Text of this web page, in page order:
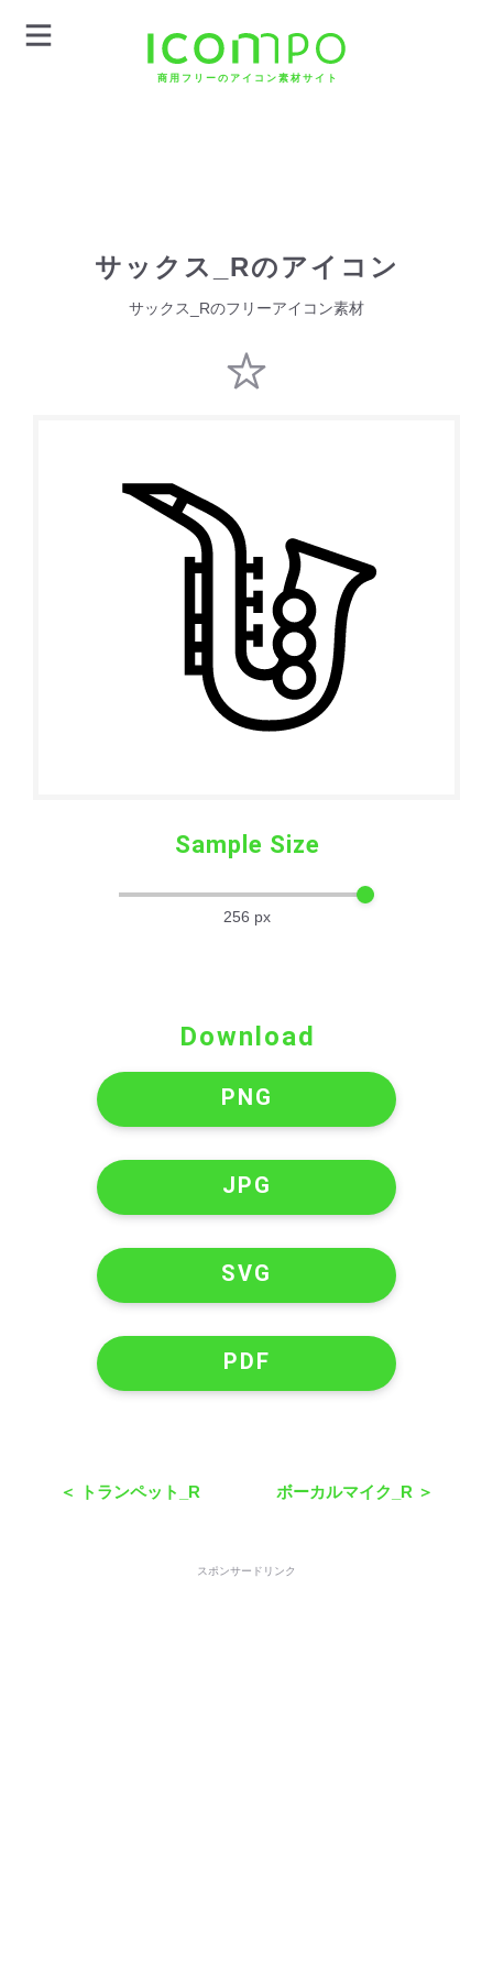
商用フリーのアイコン素材サイト
サックス_Rのアイコン
サックス_Rのフリーアイコン素材
Sample Size
256 px
Download
PNG
JPG
SVG
PDF
＜ トランペット_R ボーカルマイク_R ＞
スポンサードリンク